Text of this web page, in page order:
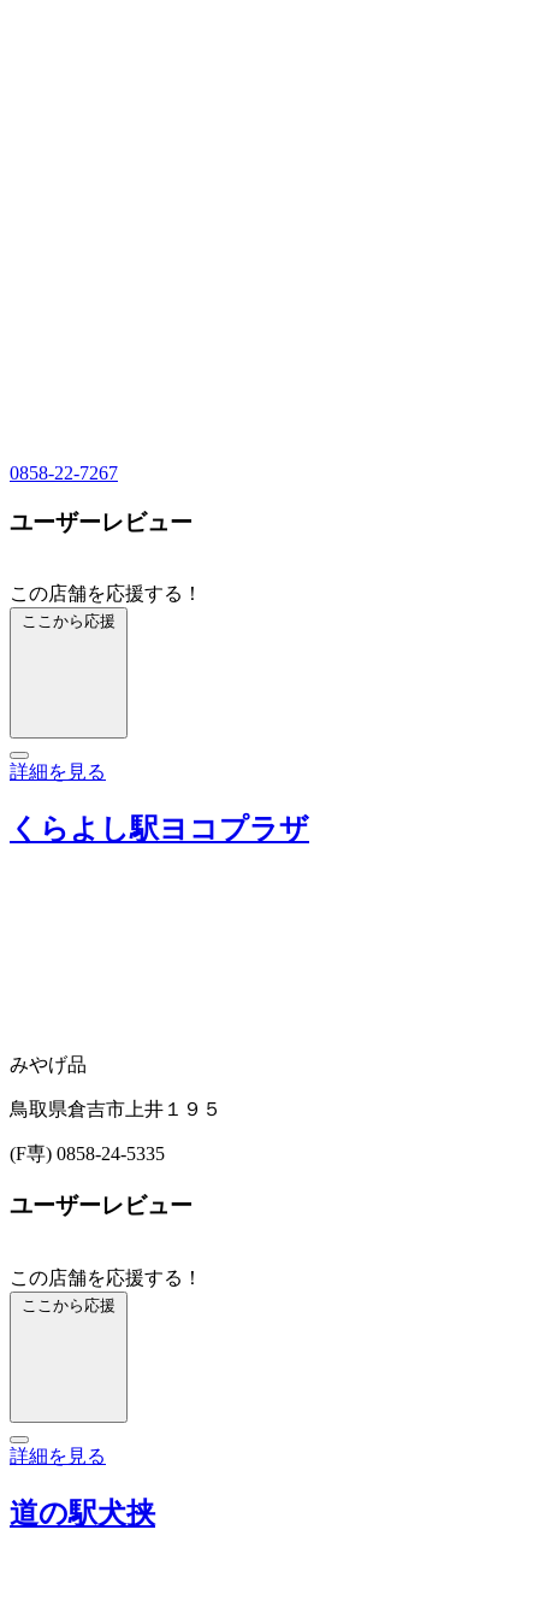
0858-22-7267
ユーザーレビュー
この店舗を応援する！
ここから応援
詳細を見る
くらよし駅ヨコプラザ
みやげ品
鳥取県倉吉市上井１９５
(F専) 0858-24-5335
ユーザーレビュー
この店舗を応援する！
ここから応援
詳細を見る
道の駅犬挟